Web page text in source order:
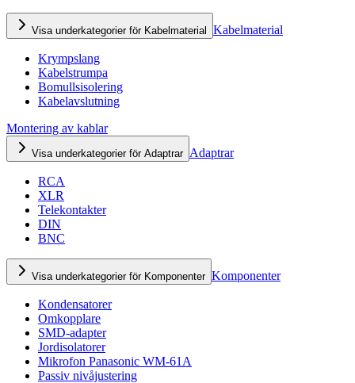
Visa underkategorier för Kabelmaterial Kabelmaterial
Krympslang
Kabelstrumpa
Bomullsisolering
Kabelavslutning
Montering av kablar
Visa underkategorier för Adaptrar Adaptrar
RCA
XLR
Telekontakter
DIN
BNC
Visa underkategorier för Komponenter Komponenter
Kondensatorer
Omkopplare
SMD-adapter
Jordisolatorer
Mikrofon Panasonic WM-61A
Passiv nivåjustering